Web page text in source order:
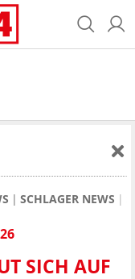
SCHLAGER NEWS
SICH AUF